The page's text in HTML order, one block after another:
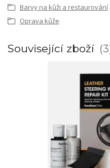
Barvy na kůži a restaurování
Oprava kůže
Související zboží 3